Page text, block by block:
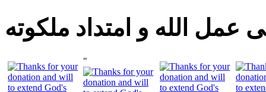
عمل الله و امتداد ملكوته
"